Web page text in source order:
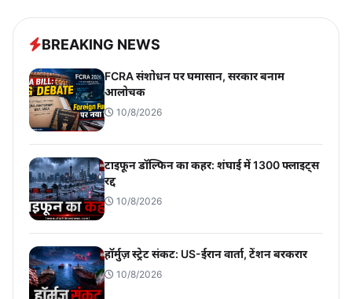
BREAKING NEWS
FCRA संशोधन पर घमासान, सरकार बनाम
आलोचक
10/8/2026
टाइफून डॉल्फिन का कहर: शंघाई में 1300 फ्लाइट्स
रद्द
10/8/2026
हॉर्मुज़ स्ट्रेट संकट: US-ईरान वार्ता, टेंशन बरकरार
10/8/2026